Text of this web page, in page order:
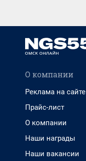
О компании
Реклама на сайте
Прайс-лист
О компании
Наши награды
Наши вакансии